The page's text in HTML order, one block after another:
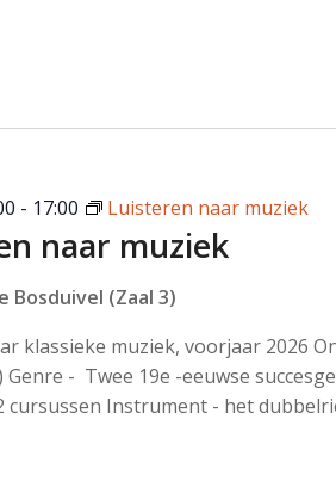
naar muziek
- 17:00 Luisteren naar muziek
Bosduivel (Zaal 3)
klassieke muziek, voorjaar 2026
- Twee 19e -eeuwse
cursussen Instrument - het